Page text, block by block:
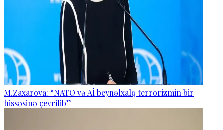
M.Zaxarova: “NATO və Aİ beynəlxalq terrorizmin bir
hissəsinə çevrilib”